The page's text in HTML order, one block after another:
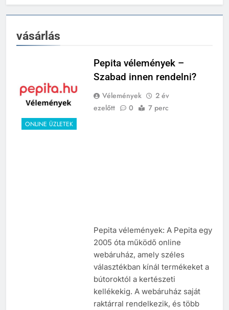
vásárlás
ONLINE ÜZLETEK
Pepita vélemények –
Szabad innen rendelni?
Vélemények
2 év
ezelőtt
0 7 perc
Pepita vélemények: A Pepita egy
2005 óta működő online
webáruház, amely széles
választékban kínál termékeket a
bútoroktól a kertészeti
kellékekig. A webáruház saját
raktárral rendelkezik, és több